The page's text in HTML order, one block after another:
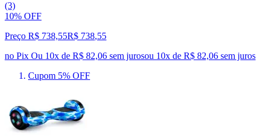
(3)
10% OFF
Preço R$ 738,55R$ 738,55
no Pix Ou 10x de R$ 82,06 sem jurosou 10x de R$ 82,06 sem juros
Cupom 5% OFF